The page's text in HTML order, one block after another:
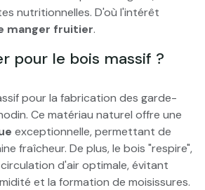
nutritionnelles. D'où l'intérêt
manger fruitier.
pour le bois massif ?
pour la fabrication des garde-
Ce matériau naturel offre une
exceptionnelle, permettant de
fraîcheur. De plus, le bois "respire",
d'air optimale, évitant
et la formation de moisissures.